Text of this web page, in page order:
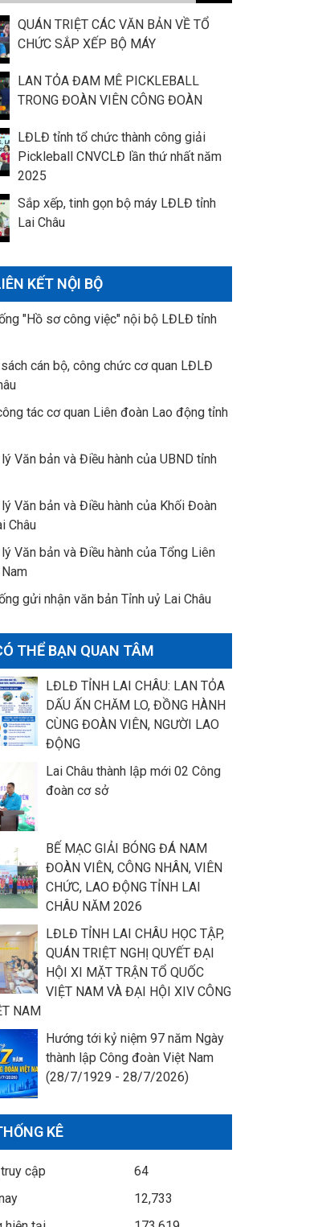
QUÁN TRIỆT CÁC VĂN BẢN VỀ TỔ
CHỨC SẮP XẾP BỘ MÁY
LAN TỎA ĐAM MÊ PICKLEBALL
TRONG ĐOÀN VIÊN CÔNG ĐOÀN
LĐLĐ tỉnh tổ chức thành công giải
Pickleball CNVCLĐ lần thứ nhất năm
2025
Sắp xếp, tinh gọn bộ máy LĐLĐ tỉnh
Lai Châu
KẾT NỘI BỘ
"Hồ sơ công việc" nội bộ LĐLĐ tỉnh
sách cán bộ, công chức cơ quan LĐLĐ
tác cơ quan Liên đoàn Lao động tỉnh
Văn bản và Điều hành của UBND tỉnh
Văn bản và Điều hành của Khối Đoàn
Châu
Văn bản và Điều hành của Tổng Liên
gửi nhận văn bản Tỉnh uỷ Lai Châu
THỂ BẠN QUAN TÂM
LĐLĐ TỈNH LAI CHÂU: LAN TỎA
DẤU ẤN CHĂM LO, ĐỒNG HÀNH
CÙNG ĐOÀN VIÊN, NGƯỜI LAO
ĐỘNG
Lai Châu thành lập mới 02 Công
đoàn cơ sở
BẾ MẠC GIẢI BÓNG ĐÁ NAM
ĐOÀN VIÊN, CÔNG NHÂN, VIÊN
CHỨC, LAO ĐỘNG TỈNH LAI
CHÂU NĂM 2026
LĐLĐ TỈNH LAI CHÂU HỌC TẬP,
QUÁN TRIỆT NGHỊ QUYẾT ĐẠI
HỘI XI MẶT TRẬN TỔ QUỐC
VIỆT NAM VÀ ĐẠI HỘI XIV CÔNG
NAM
Hướng tới kỷ niệm 97 năm Ngày
thành lập Công đoàn Việt Nam
(28/7/1929 - 28/7/2026)
KÊ
cập
64
12,733